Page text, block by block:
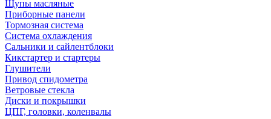
Щупы масляные
Приборные панели
Тормозная система
Система охлаждения
Сальники и сайлентблоки
Кикстартер и стартеры
Глушители
Привод спидометра
Ветровые стекла
Диски и покрышки
ЦПГ, головки, коленвалы